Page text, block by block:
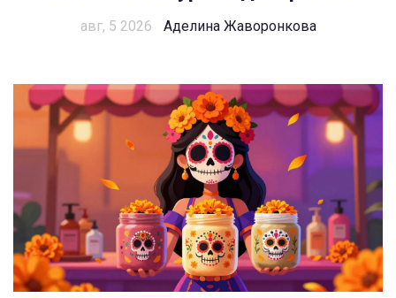
авг, 5 2026 Аделина Жаворонкова